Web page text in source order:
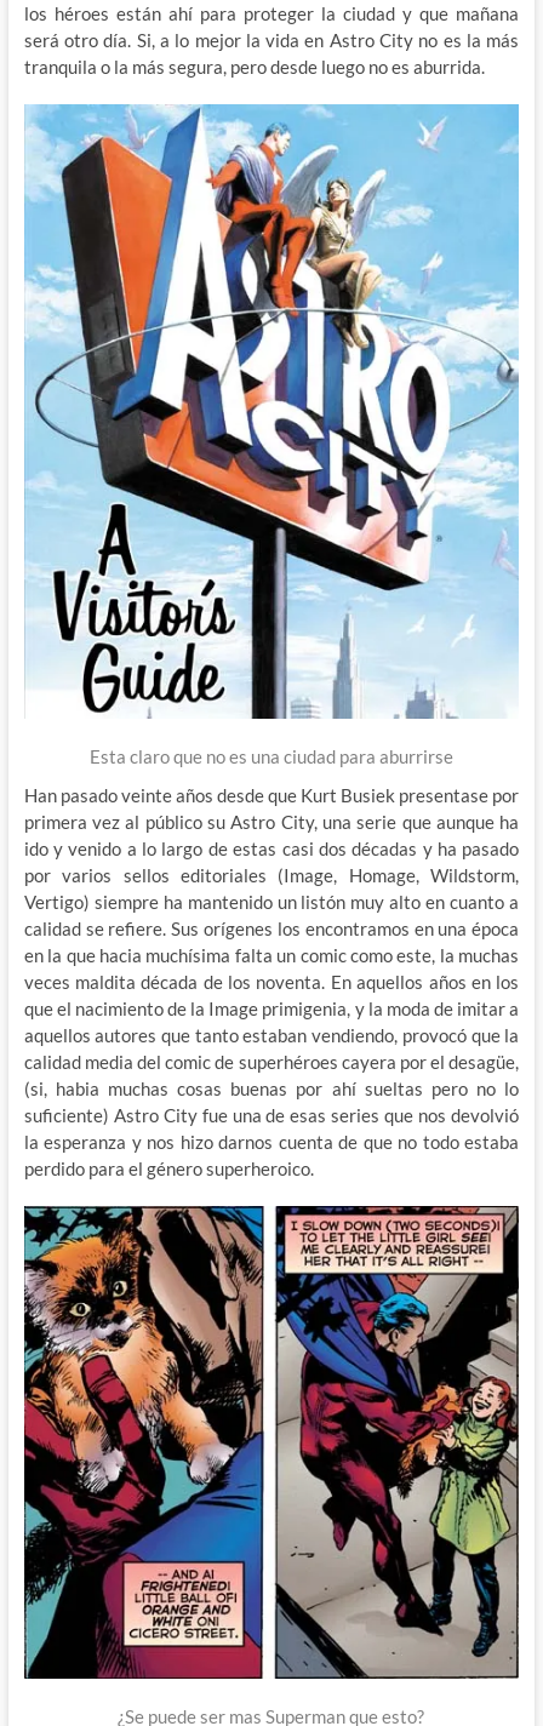
los héroes están ahí para proteger la ciudad y que mañana
será otro día. Si, a lo mejor la vida en Astro City no es la más
tranquila o la más segura, pero desde luego no es aburrida.
Esta claro que no es una ciudad para aburrirse
Han pasado veinte años desde que Kurt Busiek presentase por
primera vez al público su Astro City, una serie que aunque ha
ido y venido a lo largo de estas casi dos décadas y ha pasado
por varios sellos editoriales (Image, Homage, Wildstorm,
Vertigo) siempre ha mantenido un listón muy alto en cuanto a
calidad se refiere. Sus orígenes los encontramos en una época
en la que hacia muchísima falta un comic como este, la muchas
veces maldita década de los noventa. En aquellos años en los
que el nacimiento de la Image primigenia, y la moda de imitar a
aquellos autores que tanto estaban vendiendo, provocó que la
calidad media del comic de superhéroes cayera por el desagüe,
(si, habia muchas cosas buenas por ahí sueltas pero no lo
suficiente) Astro City fue una de esas series que nos devolvió
la esperanza y nos hizo darnos cuenta de que no todo estaba
perdido para el género superheroico.
¿Se puede ser mas Superman que esto?